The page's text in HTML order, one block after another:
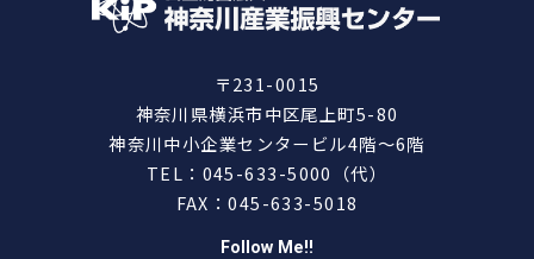
〒231-0015
神奈川県横浜市中区尾上町5-80
神奈川中小企業センタービル4階～6階
TEL：045-633-5000（代）
FAX：045-633-5018
Follow Me!!